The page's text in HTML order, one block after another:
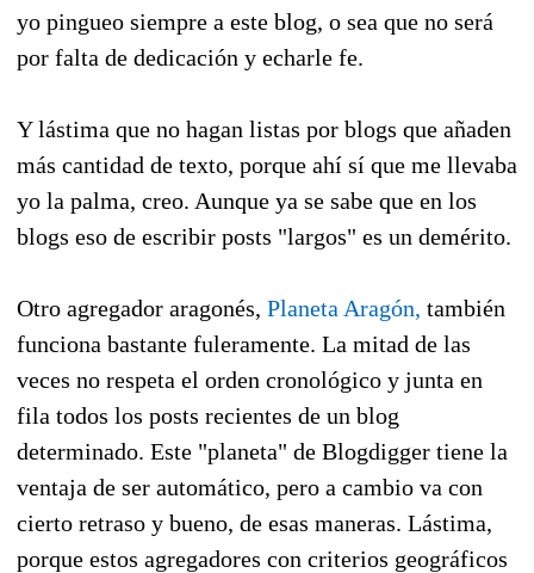
yo pingueo siempre a este blog, o sea que no será
por falta de dedicación y echarle fe.
Y lástima que no hagan listas por blogs que añaden
más cantidad de texto, porque ahí sí que me llevaba
yo la palma, creo. Aunque ya se sabe que en los
blogs eso de escribir posts "largos" es un demérito.
Otro agregador aragonés, Planeta Aragón, también
funciona bastante fuleramente. La mitad de las
veces no respeta el orden cronológico y junta en
fila todos los posts recientes de un blog
determinado. Este "planeta" de Blogdigger tiene la
ventaja de ser automático, pero a cambio va con
cierto retraso y bueno, de esas maneras. Lástima,
porque estos agregadores con criterios geográficos